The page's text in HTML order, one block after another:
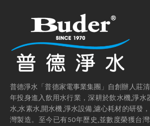
普德淨水「普德家電事業集團」自創辦人莊
年投身進入飲用水行業，深耕於飲水機,淨水
水,水素水,開水機,淨水設備,濾心耗材的研發
灣製造。至今已有50年歷史,並數度榮獲台